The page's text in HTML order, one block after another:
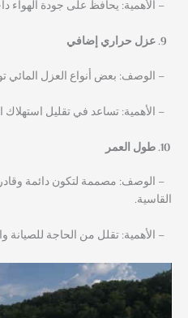
– الأهمية: يحافظ على جودة الهواء
عزل حراري إضافي
– الوصف: بعض أنواع العزل
– الأهمية: تساعد في تقليل
طول العمر
– الوصف: مصممة لتكون دائمة
القاسية.
– الأهمية: تقلل من الحاجة للصيانة